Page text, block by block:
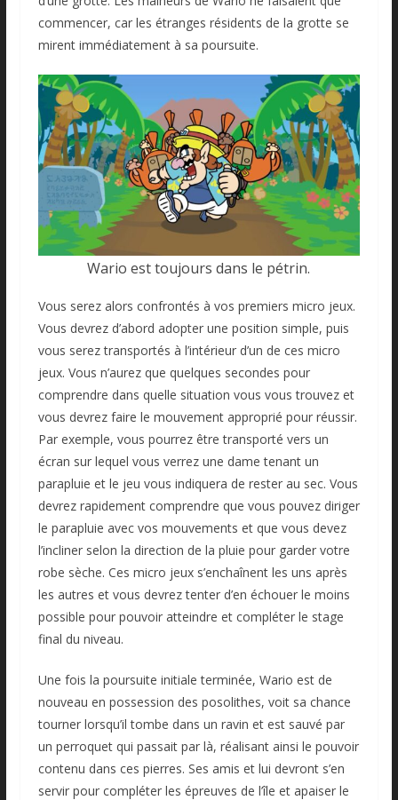
commencer, car les étranges résidents de la grotte se
mirent immédiatement à sa poursuite.
Wario est toujours dans le pétrin.
Vous serez alors confrontés à vos premiers micro jeux.
Vous devrez d’abord adopter une position simple, puis
vous serez transportés à l’intérieur d’un de ces micro
jeux. Vous n’aurez que quelques secondes pour
comprendre dans quelle situation vous vous trouvez et
vous devrez faire le mouvement approprié pour réussir.
Par exemple, vous pourrez être transporté vers un
écran sur lequel vous verrez une dame tenant un
parapluie et le jeu vous indiquera de rester au sec. Vous
devrez rapidement comprendre que vous pouvez diriger
le parapluie avec vos mouvements et que vous devez
l’incliner selon la direction de la pluie pour garder votre
robe sèche. Ces micro jeux s’enchaînent les uns après
les autres et vous devrez tenter d’en échouer le moins
possible pour pouvoir atteindre et compléter le stage
final du niveau.
Une fois la poursuite initiale terminée, Wario est de
nouveau en possession des posolithes, voit sa chance
tourner lorsqu’il tombe dans un ravin et est sauvé par
un perroquet qui passait par là, réalisant ainsi le pouvoir
contenu dans ces pierres. Ses amis et lui devront s’en
servir pour compléter les épreuves de l’île et apaiser le